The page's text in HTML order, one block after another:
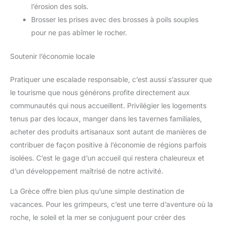
l’érosion des sols.
Brosser les prises avec des brosses à poils souples
pour ne pas abîmer le rocher.
Soutenir l’économie locale
Pratiquer une escalade responsable, c’est aussi s’assurer que
le tourisme que nous générons profite directement aux
communautés qui nous accueillent. Privilégier les logements
tenus par des locaux, manger dans les tavernes familiales,
acheter des produits artisanaux sont autant de manières de
contribuer de façon positive à l’économie de régions parfois
isolées. C’est le gage d’un accueil qui restera chaleureux et
d’un développement maîtrisé de notre activité.
La Grèce offre bien plus qu’une simple destination de
vacances. Pour les grimpeurs, c’est une terre d’aventure où la
roche, le soleil et la mer se conjuguent pour créer des